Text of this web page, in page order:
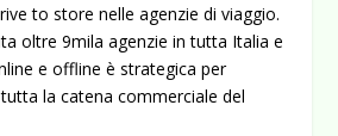
to store nelle agenzie di viaggio.
oltre 9mila agenzie in tutta Italia e
e offline è strategica per
la catena commerciale del